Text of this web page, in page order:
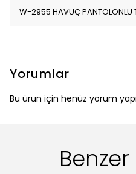
W-2955 HAVUÇ PANTOLONLU
Yorumlar
Bu ürün için henüz yorum